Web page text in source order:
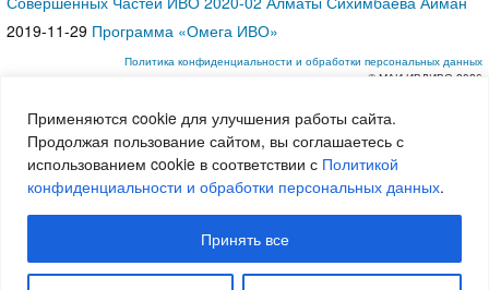
Применяются cookie для улучшения работы сайта.
Продолжая пользование сайтом, вы соглашаетесь с
использованием cookie в соответствии с Политикой
конфиденциальности и обработки персональных данных.
Принять все
2019-11-29 Программа «Омега ИВО»
Политика конфиденциальности и обработки персональных данных
© МАИ ИВДИВО 2026